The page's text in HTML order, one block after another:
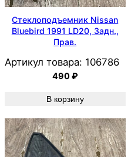
Стеклоподъемник Nissan
Bluebird 1991 LD20, Задн.,
Прав.
Артикул товара: 106786
490₽
В корзину